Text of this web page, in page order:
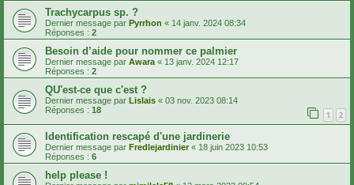
Trachycarpus sp. ?
Dernier message par Pyrrhon « 14 janv. 2024 08:34
Réponses : 2
Besoin d’aide pour nommer ce palmier
Dernier message par Awara « 13 janv. 2024 12:17
Réponses : 2
QU'est-ce que c'est ?
Dernier message par Lislais « 03 nov. 2023 08:14
Réponses : 18 1 2
Identification rescapé d'une jardinerie
Dernier message par Fredlejardinier« 18 juin 2023 10:53
Réponses : 6
help please !